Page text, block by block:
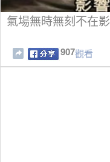
氣場無時無刻不在
907觀看